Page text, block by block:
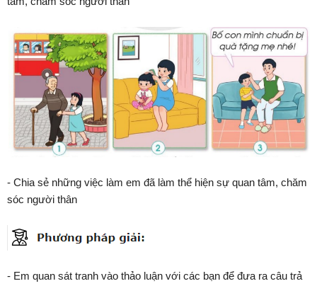
- Chia sẻ những việc làm em đã làm thể hiện sự quan tâm, chăm
sóc người thân
- Em quan sát tranh vào thảo luận với các bạn để đưa ra câu trả